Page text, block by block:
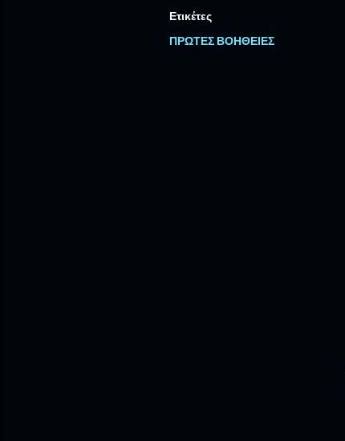
Ετικέτες
ΠΡΩΤΕΣ ΒΟΗΘΕΙΕΣ